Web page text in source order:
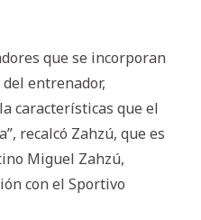
que se incorporan
entrenador,
características que el
recalcó Zahzú, que es
Miguel Zahzú,
con el Sportivo